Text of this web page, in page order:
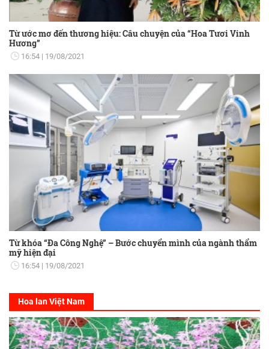
Từ ước mơ đến thương hiệu: Câu chuyện của “Hoa Tươi Vinh
Hương”
16:54 19/08/2021
Từ khóa “Đa Công Nghệ” – Bước chuyển mình của ngành thẩm
mỹ hiện đại
16:54 19/08/2021
Hoa lan Việt Nam